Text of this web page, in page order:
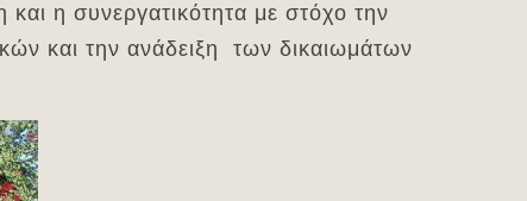
και η συνεργατικότητα με στόχο την
και την ανάδειξη των δικαιωμάτων